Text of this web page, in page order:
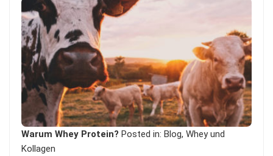
Warum Whey Protein? Posted in: Blog,Whey und
Kollagen